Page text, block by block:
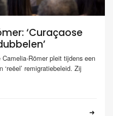
‘Curaçaose
Römer pleit tijdens een
remigratiebeleid. Zij